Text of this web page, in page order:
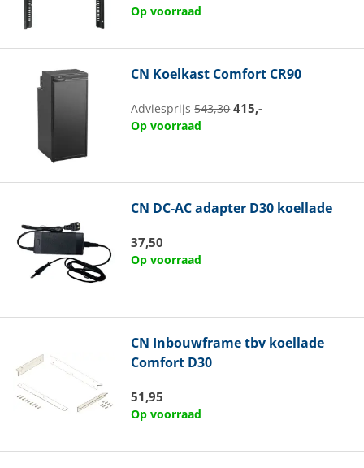
Op voorraad
CN Koelkast Comfort CR90
Adviesprijs543,30 415,-
Op voorraad
CN DC-AC adapter D30 koellade
37,50
Op voorraad
CN Inbouwframe tbv koellade
Comfort D30
51,95
Op voorraad